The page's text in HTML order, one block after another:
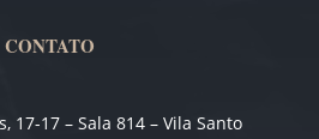
CONTATO
17-17 – Sala 814 – Vila Santo